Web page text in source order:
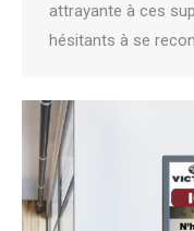
attrayante à ces
hésitants à se